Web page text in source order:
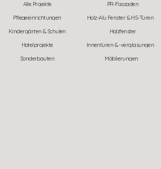
Alle Projekte
Pflegeeinrichtungen
Kindergärten & Schulen
Hotelprojekte
Sonderbauten
PR-Fassaden
Holz-Alu Fenster & HS-Türen
Holzfenster
Innentüren & -verglasungen
Möblierungen